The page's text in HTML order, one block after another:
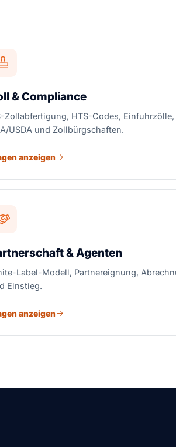
& Compliance
Zollabfertigung, HTS-Codes, Einfuhrzölle,
USDA und Zollbürgschaften.
anzeigen
& Agenten
Label-Modell, Partnereignung,
Einstieg.
anzeigen